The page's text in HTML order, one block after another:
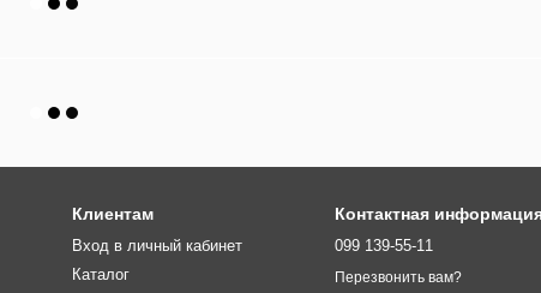
Клиентам
Вход в личный кабинет
Каталог
Контактная
099 139-55-11
Перезвонить вам?